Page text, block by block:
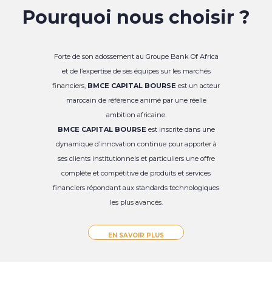
Pourquoi nous choisir ?
Forte de son adossement au Groupe Bank Of Africa
et de l’expertise de ses équipes sur les marchés
financiers, BMCE CAPITAL BOURSE est un acteur
marocain de référence animé par une réelle
ambition africaine.
BMCE CAPITAL BOURSEest inscrite dans une
dynamique d’innovation continue pour apporter à
ses clients institutionnels et particuliers une offre
complète et compétitive de produits et services
financiers répondant aux standards technologiques
les plus avancés.
EN SAVOIR PLUS